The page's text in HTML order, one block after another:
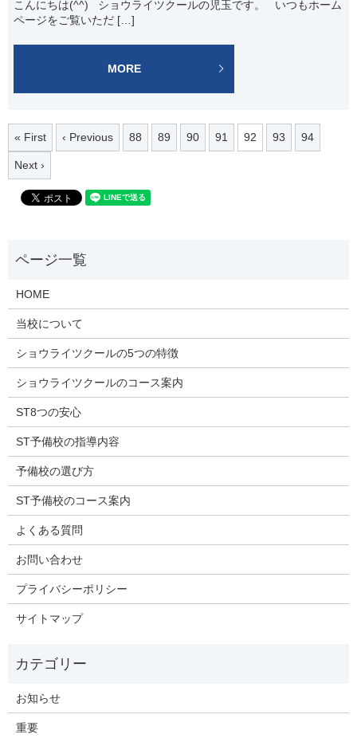
こんにちは(^^) ショウライツクールの児玉です。 いつもホーム
ページをご覧いただ […]
MORE
« First ‹ Previous 88 89 90 91 92 93 94
Next ›
HOME
当校について
ショウライツクールの5つの特徴
ショウライツクールのコース案内
ST8つの安心
ST予備校の指導内容
予備校の選び方
ST予備校のコース案内
よくある質問
お問い合わせ
プライバシーポリシー
サイトマップ
お知らせ
重要